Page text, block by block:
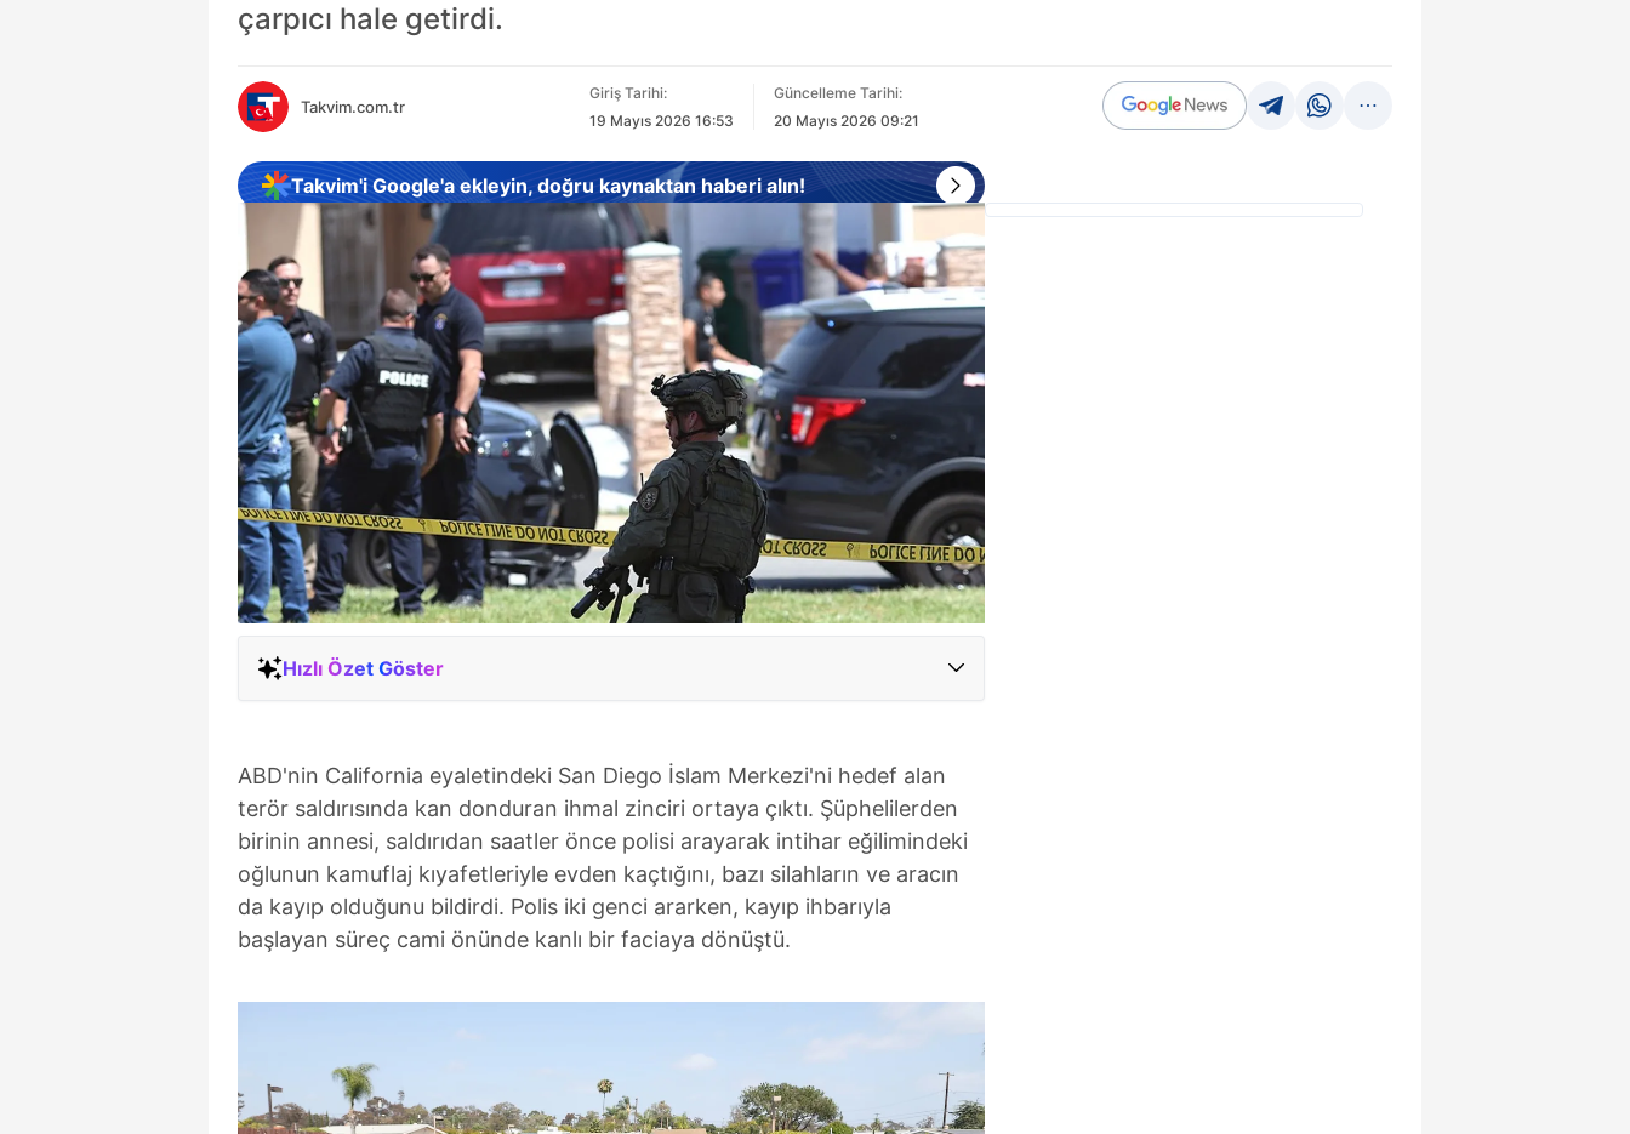
çarpıcı hale getirdi.
Takvim.com.tr
Giriş Tarihi:
19 Mayıs 2026 16:53
Güncelleme Tarihi:
20 Mayıs 2026 09:21
Takvim'i Google'a ekleyin, doğru kaynaktan haberi alın!
Hızlı Özet Göster
ABD'nin California eyaletindeki San Diego İslam Merkezi'ni hedef alan
terör saldırısında kan donduran ihmal zinciri ortaya çıktı. Şüphelilerden
birinin annesi, saldırıdan saatler önce polisi arayarak intihar eğilimindeki
oğlunun kamuflaj kıyafetleriyle evden kaçtığını, bazı silahların ve aracın
da kayıp olduğunu bildirdi. Polis iki genci ararken, kayıp ihbarıyla
başlayan süreç cami önünde kanlı bir faciaya dönüştü.